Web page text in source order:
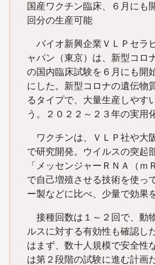
国産ワクチン臨床、６月にも
回分の生産可能
バイオ新興企業ＶＬＰセラ
ャパン（東京）は、新型コロ
の国内臨床試験を６月にも開
にした。新型コロナの遺伝物
るタイプで、大量生産しやす
う。２０２２～２３年の実用
ワクチンは、ＶＬＰ社や大
で研究開発。ウイルスの突起
「メッセンジャーＲＮＡ（ｍ
で自己増殖させる技術を使っ
ー製などに比べ、少量で効果
接種回数は１～２回で、動
ルスに対する有効性も確認し
はまず、数十人規模で安全性
は第２段階の試験に進む計画だ